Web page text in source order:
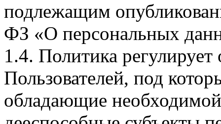
подлежащим
ФЗ «О персональных
1.4. Политика
Пользователей, под
обладающие